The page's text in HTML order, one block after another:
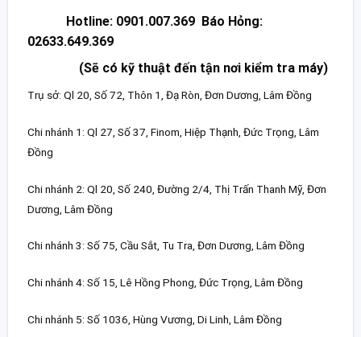
Hotline: 0901.007.369 Báo Hỏng:
02633.649.369
(Sẽ có kỹ thuật đến tận nơi kiểm tra máy)
Trụ sở: Ql 20, Số 72, Thôn 1, Đạ Ròn, Đơn Dương, Lâm Đồng
Chi nhánh 1: Ql 27, Số 37, Finom, Hiệp Thạnh, Đức Trọng, Lâm
Đồng
Chi nhánh 2: Ql 20, Số 240, Đường 2/4, Thị Trấn Thanh Mỹ, Đơn
Dương, Lâm Đồng
Chi nhánh 3: Số 75, Cầu Sắt, Tu Tra, Đơn Dương, Lâm Đồng
Chi nhánh 4: Số 15, Lê Hồng Phong, Đức Trọng, Lâm Đồng
Chi nhánh 5: Số 1036, Hùng Vương, Di Linh, Lâm Đồng